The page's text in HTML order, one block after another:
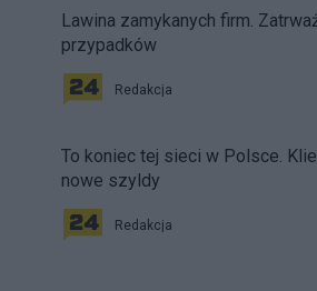
Lawina zamykanych firm.
przypadków
Redakcja
To koniec tej sieci w Polsce.
nowe szyldy
Redakcja